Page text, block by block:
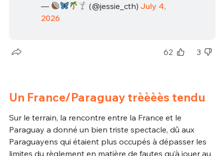
— (@jessie_cth)July 4,
2026
62 3
Un France/Paraguay trèèèès tendu
Sur le terrain, la rencontre entre la France et le
Paraguay a donné un bien triste spectacle, dû aux
Paraguayens qui étaient plus occupés à dépasser les
limites du règlement en matière de fautes qu’à jouer au